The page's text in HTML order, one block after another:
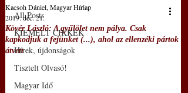
All Posts
KIEMELT CIKKEK
Hírek, újdonságok
Tisztelt Olvasó!
Magyar Idő
Kövér László: A gyűlölet nem pálya. Csak
kapkodjuk a fejünket (...), ahol az ellenzéki pártok
átvett
Kacsoh Dániel, Magyar Hírlap
2019. dec. 21.